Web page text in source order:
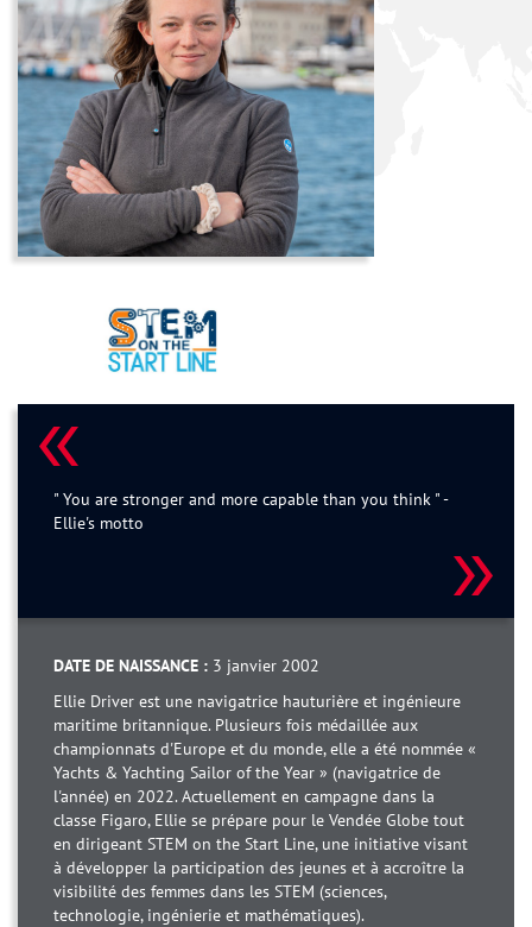
" You are stronger and more capable than you think " -
Ellie's motto
DATE DE NAISSANCE : 3 janvier 2002
Ellie Driver est une navigatrice hauturière et ingénieure
maritime britannique. Plusieurs fois médaillée aux
championnats d'Europe et du monde, elle a été nommée «
Yachts & Yachting Sailor of the Year » (navigatrice de
l'année) en 2022. Actuellement en campagne dans la
classe Figaro, Ellie se prépare pour le Vendée Globe tout
en dirigeant STEM on the Start Line, une initiative visant
à développer la participation des jeunes et à accroître la
visibilité des femmes dans les STEM (sciences,
technologie, ingénierie et mathématiques).